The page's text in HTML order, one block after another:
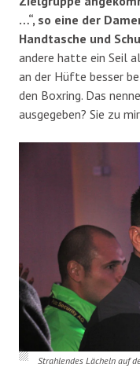
…“, so eine der
Handtasche und
andere hatte ein Seil
an der Hüfte besser
den Boxring. Das
ausgegeben? Sie zu
Strahlendes Lächeln auf